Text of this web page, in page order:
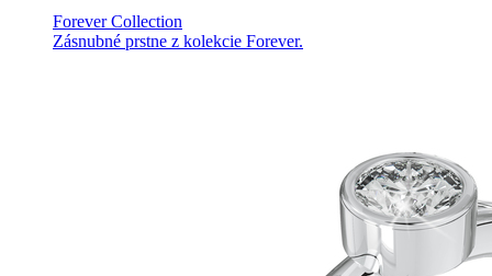
Forever Collection
Zásnubné prstne z kolekcie Forever.